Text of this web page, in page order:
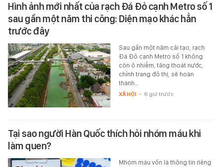
Hình ảnh mới nhất của rạch Đá Đỏ cạnh Metro số 1
sau gần một năm thi công: Diện mạo khác hẳn
trước đây
Sau gần một năm cải tạo, rạch
Đá Đỏ cạnh Metro số 1 không
còn ô nhiễm, tăng thoát nước,
chỉnh trang đô thị, sẽ hoàn
thành…
XÃ HỘI - 6 giờ trước
Tại sao người Hàn Quốc thích hỏi nhóm máu khi
làm quen?
Mhóm máu vốn là thông tin riêng